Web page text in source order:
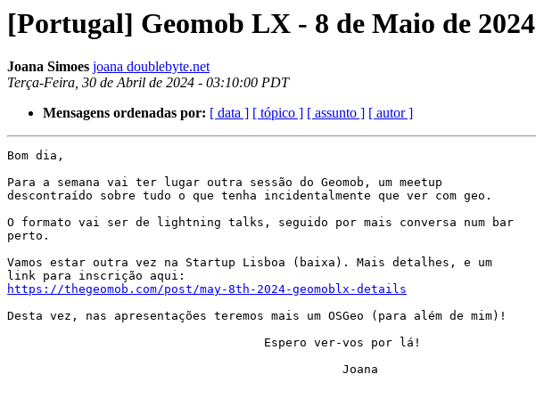
[Portugal] Geomob LX - 8 de Maio de 2024
Joana Simoes joana doublebyte.net
Terça-Feira, 30 de Abril de 2024 - 03:10:00 PDT
Mensagens ordenadas por: [ data ] [ tópico ] [ assunto ] [ autor ]
Bom dia,
Para a semana vai ter lugar outra sessão do Geomob, um meetup
descontraído sobre tudo o que tenha incidentalmente que ver com geo.
O formato vai ser de lightning talks, seguido por mais conversa num bar
perto.
Vamos estar outra vez na Startup Lisboa (baixa). Mais detalhes, e um
https://thegeomob.com/post/may-8th-2024-geomoblx-details
Desta vez, nas apresentações teremos mais um OSGeo (para além de mim)!